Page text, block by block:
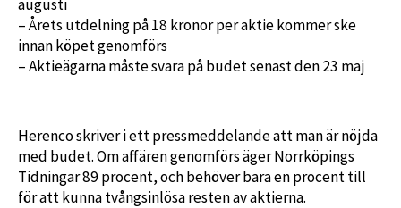
augusti
– Årets utdelning på 18 kronor per aktie kommer ske
innan köpet genomförs
– Aktieägarna måste svara på budet senast den 23 maj
Herenco skriver i ett pressmeddelande att man är nöjda
med budet. Om affären genomförs äger Norrköpings
Tidningar 89 procent, och behöver bara en procent till
för att kunna tvångsinlösa resten av aktierna.